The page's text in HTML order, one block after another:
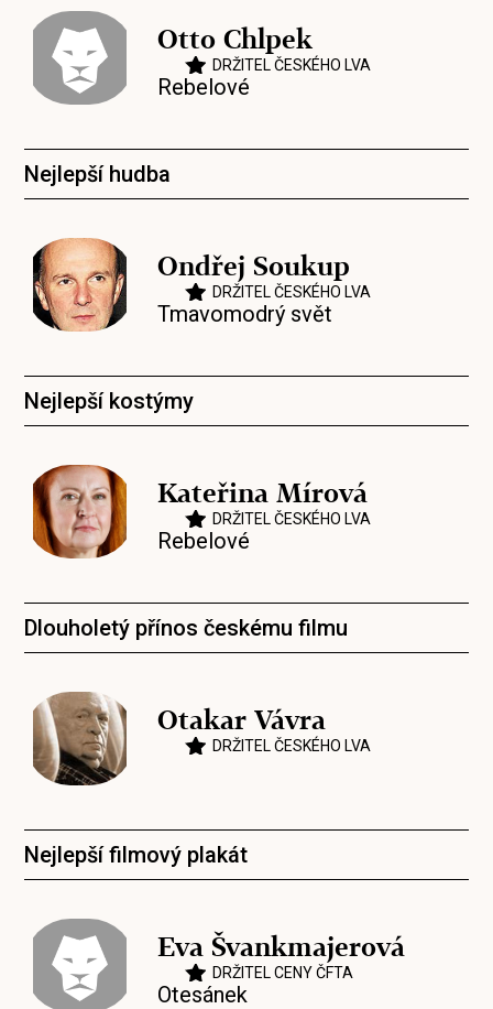
Otto Chlpek
DRŽITEL ČESKÉHO LVA
Rebelové
Nejlepší hudba
Ondřej Soukup
DRŽITEL ČESKÉHO LVA
Tmavomodrý svět
Nejlepší kostýmy
Kateřina Mírová
DRŽITEL ČESKÉHO LVA
Rebelové
Dlouholetý přínos českému filmu
Otakar Vávra
DRŽITEL ČESKÉHO LVA
Nejlepší filmový plakát
Eva Švankmajerová
DRŽITEL CENY ČFTA
Otesánek